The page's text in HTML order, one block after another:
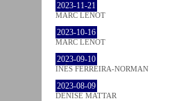
2023-11-21
MARC LENOT
2023-10-16
MARC LENOT
2023-09-10
INÊS FERREIRA-NORMAN
2023-08-09
DENISE MATTAR